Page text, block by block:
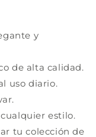
y
de alta calidad.
uso diario.
estilo.
tu colección de